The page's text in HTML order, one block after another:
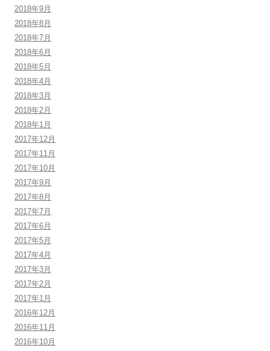
2018年9月
2018年8月
2018年7月
2018年6月
2018年5月
2018年4月
2018年3月
2018年2月
2018年1月
2017年12月
2017年11月
2017年10月
2017年9月
2017年8月
2017年7月
2017年6月
2017年5月
2017年4月
2017年3月
2017年2月
2017年1月
2016年12月
2016年11月
2016年10月